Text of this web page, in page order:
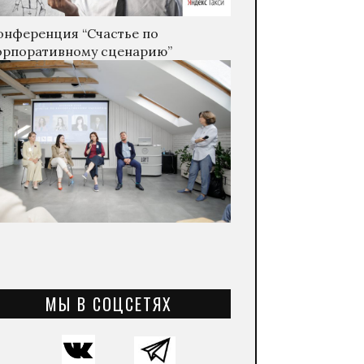
“Счастье по
сценарию”
МЫ В СОЦСЕТЯХ